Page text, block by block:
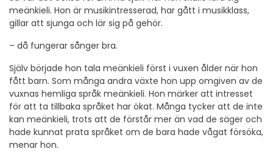
meänkieli. Hon är musikintresserad, har gått i musikklass,
gillar att sjunga och lär sig på gehör.
– då fungerar sånger bra.
Själv började hon tala meänkieli först i vuxen ålder när hon
fått barn. Som många andra växte hon upp omgiven av de
vuxnas hemliga språk meänkieli. Hon märker att intresset
för att ta tillbaka språket har ökat. Många tycker att de inte
kan meänkieli, trots att de förstår mer än vad de säger och
hade kunnat prata språket om de bara hade vågat försöka,
menar hon.